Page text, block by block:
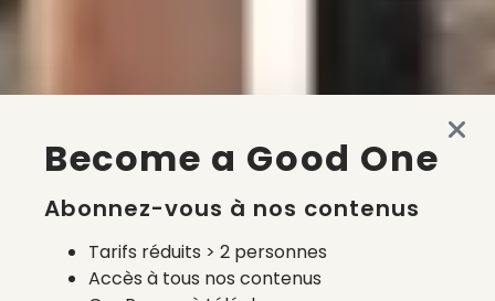
Become a Good One
Abonnez-vous à nos contenus
Tarifs réduits > 2 personnes
Accès à tous nos contenus